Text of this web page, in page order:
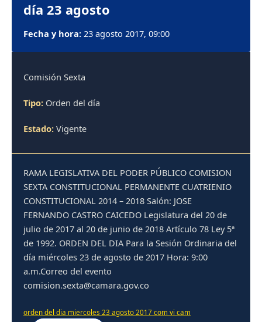
día 23 agosto
Fecha y hora: 23 agosto 2017, 09:00
Comisión Sexta
Tipo: Orden del día
Estado: Vigente
RAMA LEGISLATIVA DEL PODER PÚBLICO COMISION
SEXTA CONSTITUCIONAL PERMANENTE CUATRIENIO
CONSTITUCIONAL 2014 – 2018 Salón: JOSE
FERNANDO CASTRO CAICEDO Legislatura del 20 de
julio de 2017 al 20 de junio de 2018 Artículo 78 Ley 5ª
de 1992. ORDEN DEL DIA Para la Sesión Ordinaria del
día miércoles 23 de agosto de 2017 Hora: 9:00
a.m.Correo del evento
comision.sexta@camara.gov.co
orden del dia miercoles 23 agosto 2017 com vi cam